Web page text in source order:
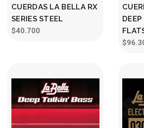
CUERDAS LA BELLA RX
SERIES STEEL
$40.700